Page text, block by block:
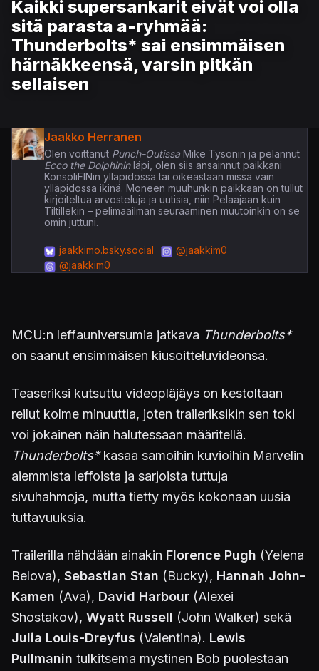
Kaikki supersankarit eivät voi olla
sitä parasta a-ryhmää:
Thunderbolts* sai ensimmäisen
härnäkkeensä, varsin pitkän
sellaisen
Jaakko Herranen
Olen voittanutPunch-OutissaMike Tysonin ja pelannut
Ecco the Dolphininläpi, olen siis ansainnut paikkani
KonsoliFINin ylläpidossa tai oikeastaan missä vain
ylläpidossa ikinä. Moneen muuhunkin paikkaan on tullut
kirjoiteltua arvosteluja ja uutisia, niin Pelaajaan kuin
Tiltillekin – pelimaailman seuraaminen muutoinkin on se
omin juttuni.
jaakkimo.bsky.social
@jaakkim0
@jaakkim0
MCU:n leffauniversumia jatkava Thunderbolts*
on saanut ensimmäisen kiusoitteluvideonsa.
Teaseriksi kutsuttu videopläjäys on kestoltaan
reilut kolme minuuttia, joten traileriksikin sen toki
voi jokainen näin halutessaan määritellä.
Thunderbolts*kasaa samoihin kuvioihin Marvelin
aiemmista leffoista ja sarjoista tuttuja
sivuhahmoja, mutta tietty myös kokonaan uusia
tuttavuuksia.
Trailerilla nähdään ainakin Florence Pugh (Yelena
Belova), Sebastian Stan (Bucky), Hannah John-
Kamen (Ava), David Harbour (Alexei
Shostakov), Wyatt Russell (John Walker) sekä
Julia Louis-Dreyfus (Valentina). Lewis
Pullmanin tulkitsema mystinen Bob puolestaan